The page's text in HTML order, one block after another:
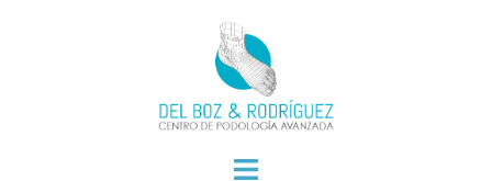
Alternar